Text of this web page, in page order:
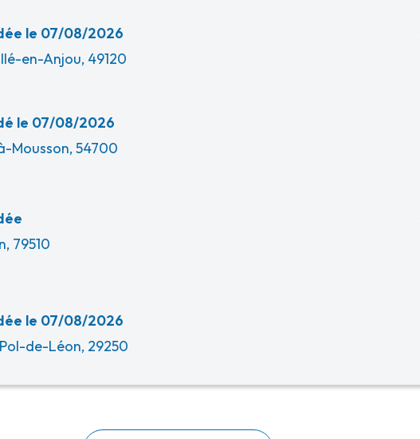
le 07/08/2026
en-Anjou, 49120
le 07/08/2026
Mousson, 54700
79510
le 07/08/2026
de-Léon, 29250